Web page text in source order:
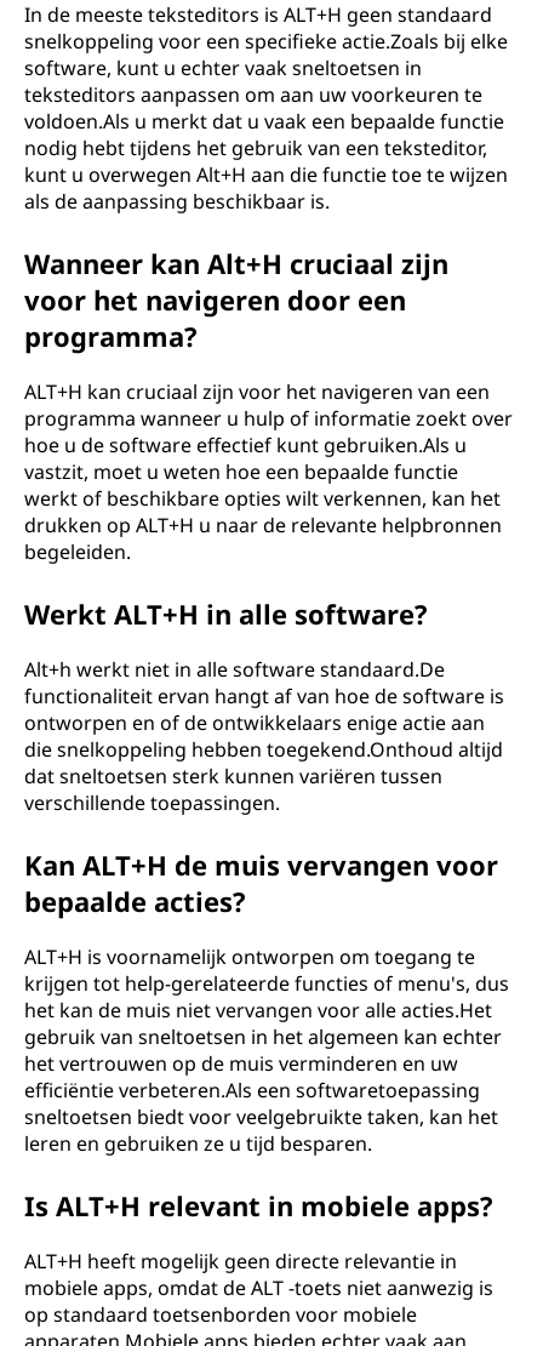
In de meeste teksteditors is ALT+H geen standaard
snelkoppeling voor een specifieke actie.Zoals bij elke
software, kunt u echter vaak sneltoetsen in
teksteditors aanpassen om aan uw voorkeuren te
voldoen.Als u merkt dat u vaak een bepaalde functie
nodig hebt tijdens het gebruik van een teksteditor,
kunt u overwegen Alt+H aan die functie toe te wijzen
als de aanpassing beschikbaar is.
Wanneer kan Alt+H cruciaal zijn
voor het navigeren door een
programma?
ALT+H kan cruciaal zijn voor het navigeren van een
programma wanneer u hulp of informatie zoekt over
hoe u de software effectief kunt gebruiken.Als u
vastzit, moet u weten hoe een bepaalde functie
werkt of beschikbare opties wilt verkennen, kan het
drukken op ALT+H u naar de relevante helpbronnen
begeleiden.
Werkt ALT+H in alle software?
Alt+h werkt niet in alle software standaard.De
functionaliteit ervan hangt af van hoe de software is
ontworpen en of de ontwikkelaars enige actie aan
die snelkoppeling hebben toegekend.Onthoud altijd
dat sneltoetsen sterk kunnen variëren tussen
verschillende toepassingen.
Kan ALT+H de muis vervangen voor
bepaalde acties?
ALT+H is voornamelijk ontworpen om toegang te
krijgen tot help-gerelateerde functies of menu's, dus
het kan de muis niet vervangen voor alle acties.Het
gebruik van sneltoetsen in het algemeen kan echter
het vertrouwen op de muis verminderen en uw
efficiëntie verbeteren.Als een softwaretoepassing
sneltoetsen biedt voor veelgebruikte taken, kan het
leren en gebruiken ze u tijd besparen.
Is ALT+H relevant in mobiele apps?
ALT+H heeft mogelijk geen directe relevantie in
mobiele apps, omdat de ALT -toets niet aanwezig is
op standaard toetsenborden voor mobiele